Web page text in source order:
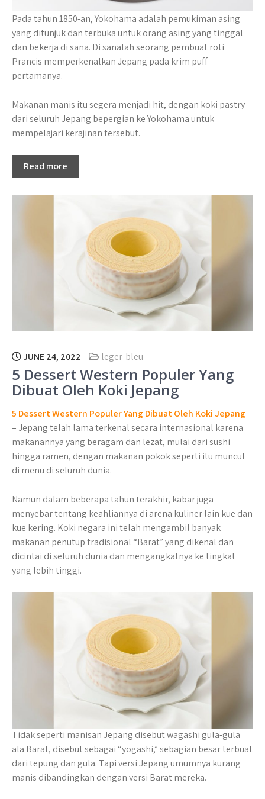
Pada tahun 1850-an, Yokohama adalah pemukiman asing
yang ditunjuk dan terbuka untuk orang asing yang tinggal
dan bekerja di sana. Di sanalah seorang pembuat roti
Prancis memperkenalkan Jepang pada krim puff
pertamanya.
Makanan manis itu segera menjadi hit, dengan koki pastry
dari seluruh Jepang bepergian ke Yokohama untuk
mempelajari kerajinan tersebut.
Read more
JUNE 24, 2022 leger-bleu
5 Dessert Western Populer Yang
Dibuat Oleh Koki Jepang
5 Dessert Western Populer Yang Dibuat Oleh Koki Jepang
– Jepang telah lama terkenal secara internasional karena
makanannya yang beragam dan lezat, mulai dari sushi
hingga ramen, dengan makanan pokok seperti itu muncul
di menu di seluruh dunia.
Namun dalam beberapa tahun terakhir, kabar juga
menyebar tentang keahliannya di arena kuliner lain kue dan
kue kering. Koki negara ini telah mengambil banyak
makanan penutup tradisional “Barat” yang dikenal dan
dicintai di seluruh dunia dan mengangkatnya ke tingkat
yang lebih tinggi.
Tidak seperti manisan Jepang disebut wagashi gula-gula
ala Barat, disebut sebagai “yogashi,” sebagian besar terbuat
dari tepung dan gula. Tapi versi Jepang umumnya kurang
manis dibandingkan dengan versi Barat mereka.